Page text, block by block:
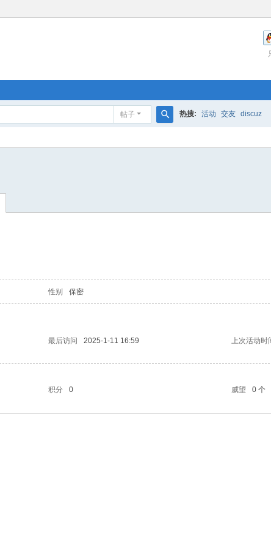
帖子
索
热搜: 活动 交友 discuz
性别 保密
最后访问 2025-1-11 16:59 上次活动时
积分 0 威望 0 个